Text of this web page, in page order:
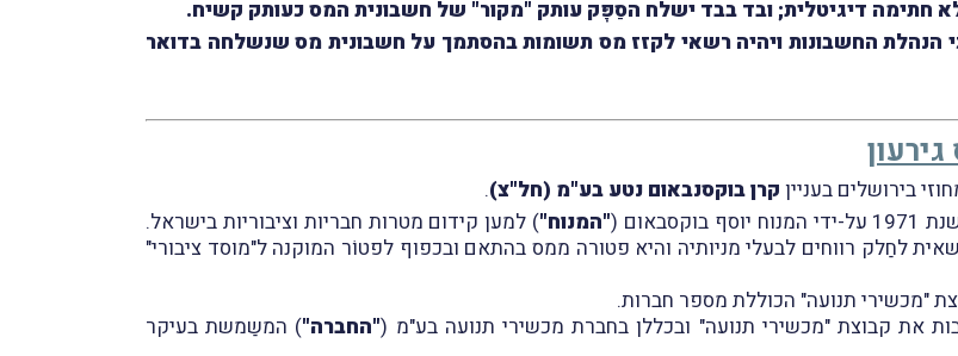
חתימה דיגיטלית; ובד בבד ישלח הסַפָּק עותק "מקור" של חשבונית המס כעותק קשיח.
החשבונות ויהיה רשאי לקזז מס תשומות בהסתמך על חשבונית מס שנשלחה בדואר
קרן בוקסנבאום נטע בע"מ (חל"צ).
(
"המנוח") למען קידום מטרות חבריות וציבוריות בישראל.
לחַלק רווחים לבעלי מניותיה והיא פטורה ממס בהתאם ובכפוף לפטוֹר המוקנה ל"מוסד ציבורי"
"מכשירי תנועה" הכוללת מספר חברות.
את קבוצת "מכשירי תנועה" ובכללן בחברת מכשירי תנועה בע"מ ("החברה") המשַמשת בעיקר